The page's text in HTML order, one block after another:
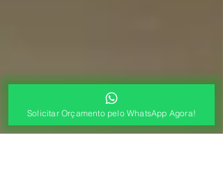
Solicitar Orçamento pelo WhatsApp Agora!